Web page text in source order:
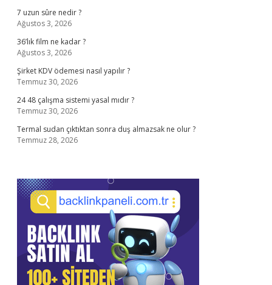
7 uzun sûre nedir ?
Ağustos 3, 2026
36’lık film ne kadar ?
Ağustos 3, 2026
Şirket KDV ödemesi nasıl yapılır ?
Temmuz 30, 2026
24 48 çalışma sistemi yasal mıdır ?
Temmuz 30, 2026
Termal sudan çıktıktan sonra duş almazsak ne olur ?
Temmuz 28, 2026